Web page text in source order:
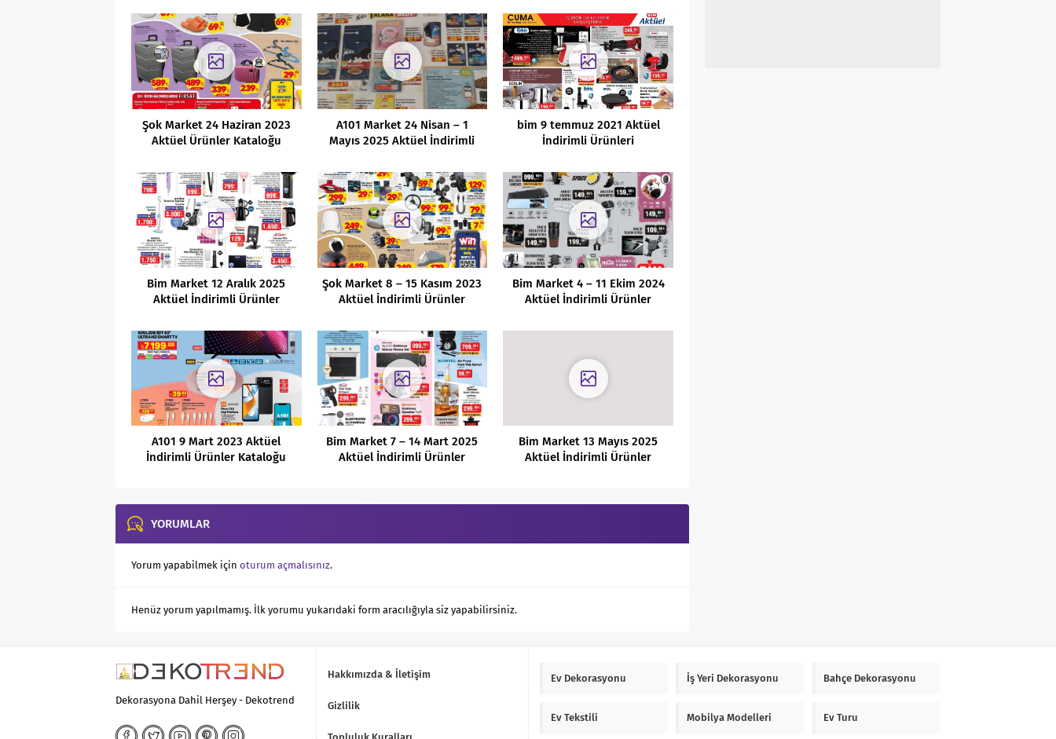
Şok Market 24 Haziran 2023
Aktüel Ürünler Kataloğu
A101 Market 24 Nisan – 1
Mayıs 2025 Aktüel İndirimli
bim 9 temmuz 2021 Aktüel
İndirimli Ürünleri
Bim Market 12 Aralık 2025
Aktüel İndirimli Ürünler
Şok Market 8 – 15 Kasım 2023
Aktüel İndirimli Ürünler
Bim Market 4 – 11 Ekim 2024
Aktüel İndirimli Ürünler
A101 9 Mart 2023 Aktüel
İndirimli Ürünler Kataloğu
Bim Market 7 – 14 Mart 2025
Aktüel İndirimli Ürünler
Bim Market 13 Mayıs 2025
Aktüel İndirimli Ürünler
YORUMLAR
Yorum yapabilmek için oturum açmalısınız.
Henüz yorum yapılmamış. İlk yorumu yukarıdaki form aracılığıyla siz yapabilirsiniz.
Dekorasyona Dahil Herşey - Dekotrend
Hakkımızda & İletişim
Gizlilik
Ev Dekorasyonu İş Yeri Dekorasyonu Bahçe Dekorasyonu
Ev Tekstili Mobilya Modelleri Ev Turu